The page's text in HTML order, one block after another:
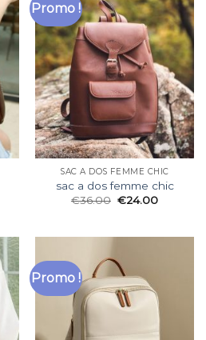
Promo !
SAC A DOS FEMME CHIC
sac a dos femme chic
€36.00 €24.00
Promo !